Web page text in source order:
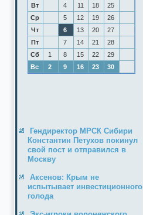
Вт
4 11 18
25
Ср
5 12 19
26
Чт
6 13 20
27
Пт
7 14 21
28
Сб
1 8 15 22
29
Вс
2 9 16 23 30
Гендиректор МРСК Сибири
Константин Петухов покинул
свой пост и отправился в
Москву
Аксенов: Крым не
испытывает инвестиционного
голода